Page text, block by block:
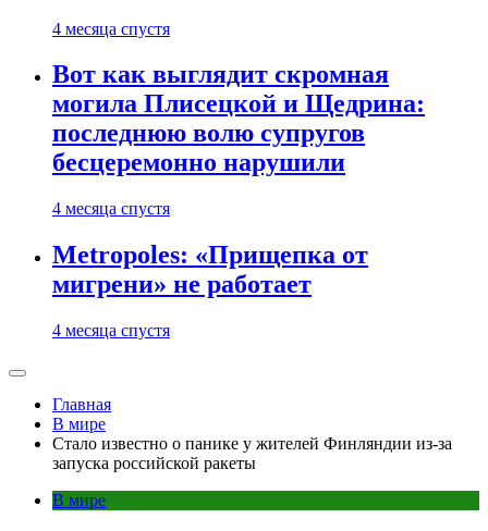
4 месяца спустя
Вот как выглядит скромная
могила Плисецкой и Щедрина:
последнюю волю супругов
бесцеремонно нарушили
4 месяца спустя
Metropoles: «Прищепка от
мигрени» не работает
4 месяца спустя
Главная
В мире
Стало известно о панике у жителей Финляндии из-за
запуска российской ракеты
В мире